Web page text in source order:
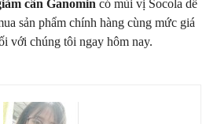
cân Ganomin có mùi vị Socola dễ
sản phẩm chính hàng cùng mức giá
với chúng tôi ngay hôm nay.